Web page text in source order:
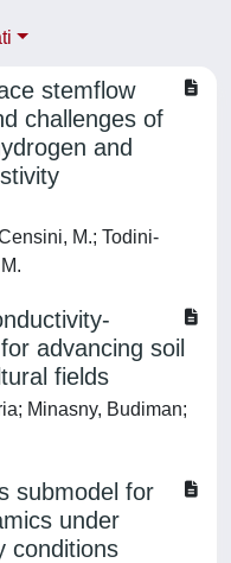
stemflow
challenges of
and
M.; Todini-
advancing soil
fields
Minasny, Budiman;
submodel for
under
conditions